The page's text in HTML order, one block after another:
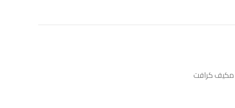
مكيف كرافت